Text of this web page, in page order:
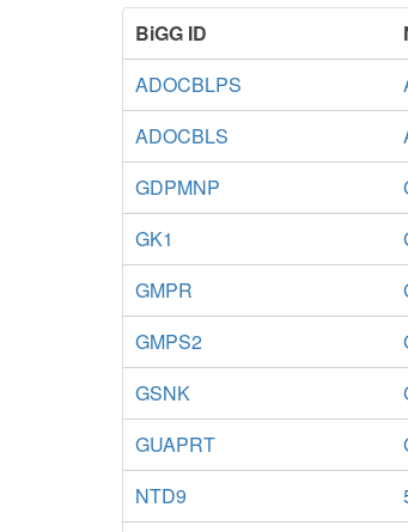
BiGG ID
ADOCBLPS
ADOCBLS
GDPMNP
GK1
GMPR
GMPS2
GSNK
GUAPRT
NTD9